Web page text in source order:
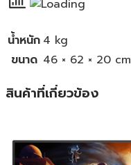
น้ำหนัก 4 kg
ขนาด 46 × 62 × 20 cm
สินค้าที่เกี่ยวข้อง